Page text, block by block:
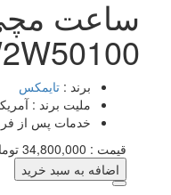
برند : تایمکس
ملیت برند :
خدمات پس از
قیمت : 34,800,000
اضافه به سبد خرید